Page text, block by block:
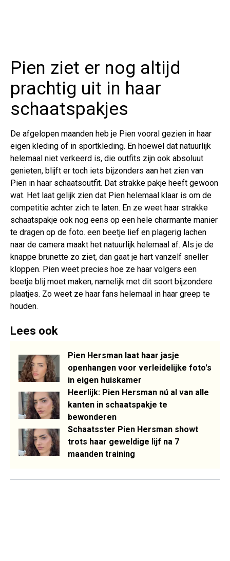
Pien ziet er nog altijd
prachtig uit in haar
schaatspakjes
De afgelopen maanden heb je Pien vooral gezien in haar
eigen kleding of in sportkleding. En hoewel dat natuurlijk
helemaal niet verkeerd is, die outfits zijn ook absoluut
genieten, blijft er toch iets bijzonders aan het zien van
Pien in haar schaatsoutfit. Dat strakke pakje heeft gewoon
wat. Het laat gelijk zien dat Pien helemaal klaar is om de
competitie achter zich te laten. En ze weet haar strakke
schaatspakje ook nog eens op een hele charmante manier
te dragen op de foto. een beetje lief en plagerig lachen
naar de camera maakt het natuurlijk helemaal af. Als je de
knappe brunette zo ziet, dan gaat je hart vanzelf sneller
kloppen. Pien weet precies hoe ze haar volgers een
beetje blij moet maken, namelijk met dit soort bijzondere
plaatjes. Zo weet ze haar fans helemaal in haar greep te
houden.
Lees ook
Pien Hersman laat haar jasje
openhangen voor verleidelijke foto's
in eigen huiskamer
Heerlijk: Pien Hersman nú al van alle
kanten in schaatspakje te
bewonderen
Schaatsster Pien Hersman showt
trots haar geweldige lijf na 7
maanden training